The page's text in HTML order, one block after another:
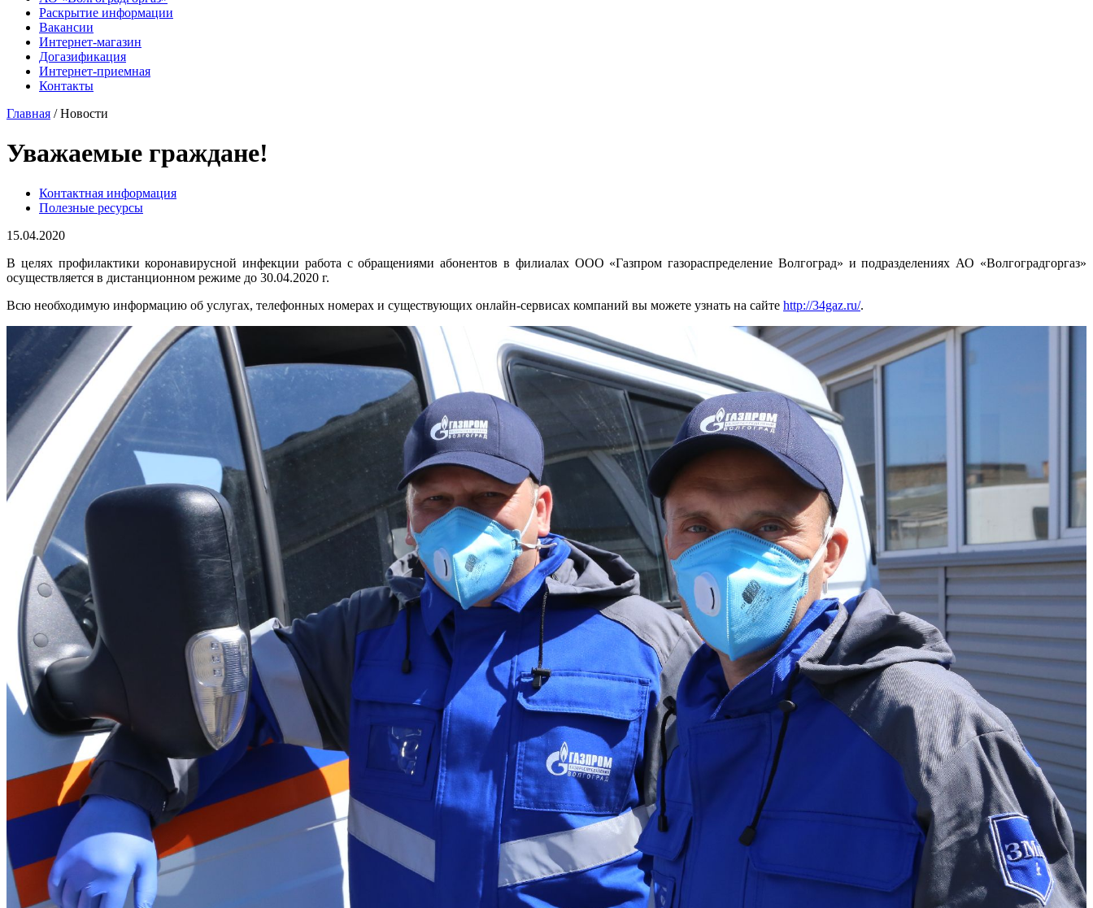
Раскрытие информации
Вакансии
Интернет-магазин
Догазификация
Интернет-приемная
Контакты
Главная / Новости
Уважаемые граждане!
Контактная информация
Полезные ресурсы
15.04.2020
В целях профилактики коронавирусной инфекции работа с обращениями абонентов в филиалах ООО «Газпром газораспределение Волгоград» и подразделениях АО «Волгоградгоргаз»
осуществляется в дистанционном режиме до 30.04.2020 г.
Всю необходимую информацию об услугах, телефонных номерах и существующих онлайн-сервисах компаний вы можете узнать на сайте http://34gaz.ru/.